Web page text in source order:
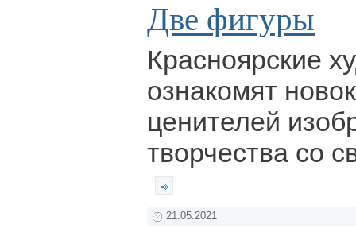
Две фигуры
Красноярские
ознакомят
ценителей
творчества со
21.05.2021